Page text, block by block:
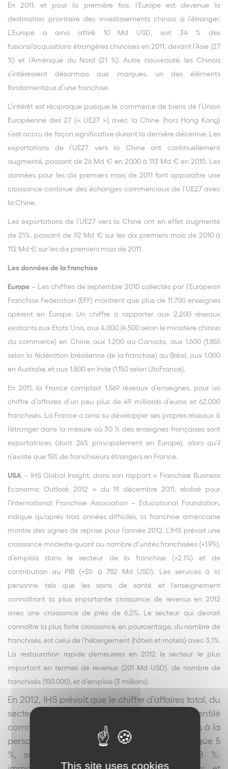
En 2011, et pour la première fois, l’Europe est devenue la
destination prioritaire des investissements chinois à l’étranger.
L’Europe a ainsi attiré 10 Md USD, soit 34 % des
fusions/acquisitions étrangères chinoises en 2011, devant l’Asie (27
%) et l’Amérique du Nord (21 %). Autre nouveauté, les Chinois
s’intéressent désormais aux marques, un des éléments
fondamentaux d’une franchise.
L’intérêt est réciproque puisque le commerce de biens de l’Union
Européenne des 27 (« UE27 ») avec la Chine (hors Hong Kong)
s’est accru de façon significative durant la dernière décennie. Les
exportations de l’UE27 vers la Chine ont continuellement
augmenté, passant de 26 Md € en 2000 à 113 Md € en 2010. Les
données pour les dix premiers mois de 2011 font apparaître une
croissance continue des échanges commerciaux de l’UE27 avec
la Chine.
Les exportations de l’UE27 vers la Chine ont en effet augmenté
de 21%, passant de 92 Md € sur les dix premiers mois de 2010 à
112 Md € sur les dix premiers mois de 2011.
Les données de la franchise
Europe – Les chiffres de septembre 2010 collectés par l’European
Franchise Federation (EFF) montrent que plus de 11.700 enseignes
opèrent en Europe. Un chiffre à rapporter aux 2.200 réseaux
existants aux Etats Unis, aux 4.000 (4.500 selon le ministère chinois
du commerce) en Chine, aux 1.200 au Canada, aux 1.600 (1.855
selon la fédération brésilienne de la franchise) au Brésil, aux 1.000
en Australie, et aux 1.800 en Inde (1.150 selon UbiFrance).
En 2011, la France comptait 1.569 réseaux d’enseignes, pour un
chiffre d’affaires d’un peu plus de 49 milliards d’euros et 62.000
franchisés. La France a ainsi su développer ses propres réseaux à
l’étranger dans la mesure où 30 % des enseignes françaises sont
exportatrices (dont 24% principalement en Europe), alors qu’il
n’existe que 15% de franchiseurs étrangers en France.
USA – IHS Global Insight, dans son rapport « Franchise Business
Economic Outlook 2012 » du 19 décembre 2011, réalisé pour
l’International Franchise Association – Educational Foundation,
indique qu’après trois années difficiles, la franchise américaine
montre des signes de reprise pour l’année 2012. L’IHS prévoit une
croissance modeste quant au nombre d’unités franchisées (+1,9%),
d’emplois dans le secteur de la franchise (+2,1%) et de
contribution au PIB (+5% à 782 Md USD). Les services à la
personne tels que les soins de santé et l’enseignement
connaîtront la plus importante croissance de revenus en 2012
avec une croissance de près de 6.2%. Le secteur qui devrait
connaître la plus forte croissance, en pourcentage, du nombre de
franchisés, est celui de l’hébergement (hôtels et motels) avec 3,1%.
La restauration rapide demeurera en 2012 le secteur le plus
important en termes de revenus (201 Md USD), de nombre de
franchisés (150.000), et d’emplois (3 millions).
En 2012, IHS prévoit que le chiffre d’affaires total, du
secteur de la franchise aux USA, sera ventilé
comme suit : restauration rapide 21 % ; services à la
personne 14 %, hôtels 3 %, restauration classique 5
%, services commerciaux et résidentiels 8 %;
This site uses cookies